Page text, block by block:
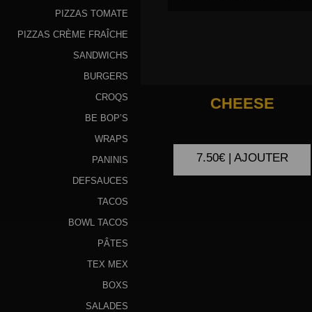
Programme
Fidélité
Vos
Zones
de
Livraison
PIZZAS TOMATE
PIZZAS CRÈME FRAÎCHE
SANDWICHS
BURGERS
CROQS
BE BOP’S
WRAPS
PANINIS
DEFSAUCES
TACOS
BOWL TACOS
PÂTES
TEX MEX
BOXS
SALADES
CHEESE
7.50€ | AJOUTER